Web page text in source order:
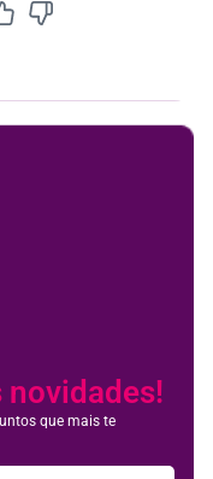
novidades!
que mais te